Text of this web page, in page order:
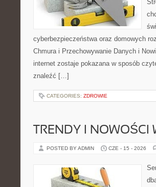
cyberbezpieczeństwa oraz domowych
Chmura i Przechowywanie Danych i
internet zostaje pokazana w sposób
znaleźć […]
CATEGORIES: ZDROWIE
TRENDY I
POSTED BY ADMIN CZE - 15 - 2026